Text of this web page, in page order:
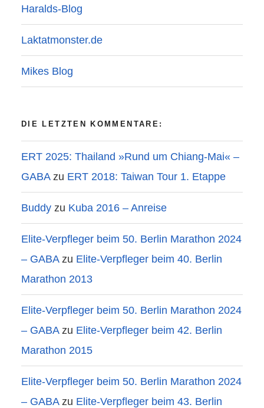
Haralds-Blog
Laktatmonster.de
Mikes Blog
DIE LETZTEN KOMMENTARE:
ERT 2025: Thailand »Rund um Chiang-Mai« –
GABAzu ERT 2018: Taiwan Tour 1. Etappe
Buddy zu Kuba 2016 – Anreise
Elite-Verpfleger beim 50. Berlin Marathon 2024
– GABAzu Elite-Verpfleger beim 40. Berlin
Marathon 2013
Elite-Verpfleger beim 50. Berlin Marathon 2024
– GABAzu Elite-Verpfleger beim 42. Berlin
Marathon 2015
Elite-Verpfleger beim 50. Berlin Marathon 2024
– GABAzu Elite-Verpfleger beim 43. Berlin